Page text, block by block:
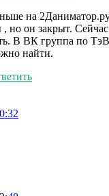
на
, но он закрыт. Сейчас
В ВК группа по
найти.